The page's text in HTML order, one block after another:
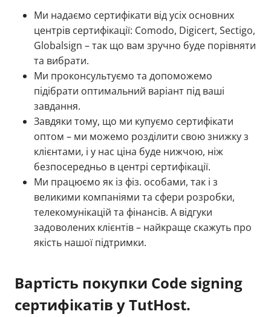
Ми надаємо сертифікати від усіх основних
центрів сертифікації: Comodo, Digicert, Sectigo,
Globalsign – так що вам зручно буде порівняти
та вибрати.
Ми проконсультуємо та допоможемо
підібрати оптимальний варіант під ваші
завдання.
Завдяки тому, що ми купуємо сертифікати
оптом – ми можемо розділити свою знижку з
клієнтами, і у нас ціна буде нижчою, ніж
безпосередньо в центрі сертифікації.
Ми працюємо як із фіз. особами, так і з
великими компаніями та сфери розробки,
телекомунікацій та фінансів. А відгуки
задоволених клієнтів – найкраще скажуть про
якість нашої підтримки.
Вартість покупки Code signing
сертифікатів у TutHost.